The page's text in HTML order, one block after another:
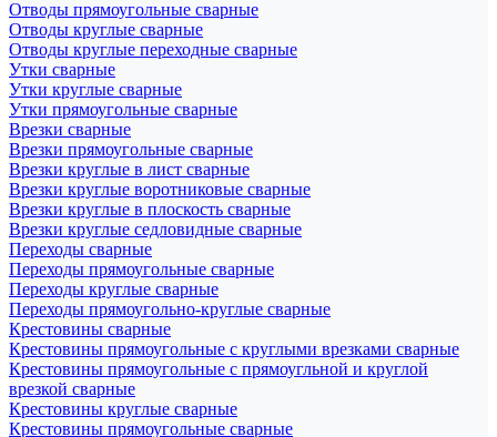
Отводы прямоугольные сварные
Отводы круглые сварные
Отводы круглые переходные сварные
Утки сварные
Утки круглые сварные
Утки прямоугольные сварные
Врезки сварные
Врезки прямоугольные сварные
Врезки круглые в лист сварные
Врезки круглые воротниковые сварные
Врезки круглые в плоскость сварные
Врезки круглые седловидные сварные
Переходы сварные
Переходы прямоугольные сварные
Переходы круглые сварные
Переходы прямоугольно-круглые сварные
Крестовины сварные
Крестовины прямоугольные с круглыми врезками сварные
Крестовины прямоугольные с прямоугльной и круглой
врезкой сварные
Крестовины круглые сварные
Крестовины прямоугольные сварные